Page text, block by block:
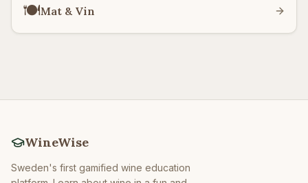
🍽️Mat & Vin
WineWise
Sweden's first gamified wine education